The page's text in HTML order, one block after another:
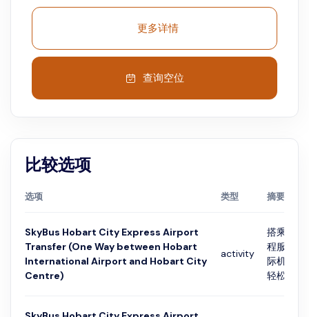
更多详情
查询空位
比较选项
选项 类型 摘要
SkyBus Hobart City Express Airport
Transfer (One Way between Hobart
International Airport and Hobart City
Centre)
activity
搭乘
程服务，
际机场或
轻松舒适